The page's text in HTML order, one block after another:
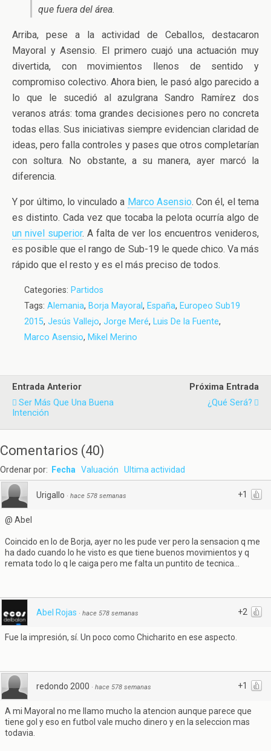
que fuera del área.
Arriba, pese a la actividad de Ceballos, destacaron
Mayoral y Asensio. El primero cuajó una actuación muy
divertida, con movimientos llenos de sentido y
compromiso colectivo. Ahora bien, le pasó algo parecido a
lo que le sucedió al azulgrana Sandro Ramírez dos
veranos atrás: toma grandes decisiones pero no concreta
todas ellas. Sus iniciativas siempre evidencian claridad de
ideas, pero falla controles y pases que otros completarían
con soltura. No obstante, a su manera, ayer marcó la
diferencia.
Y por último, lo vinculado a Marco Asensio. Con él, el tema
es distinto. Cada vez que tocaba la pelota ocurría algo de
un nivel superior. A falta de ver los encuentros venideros,
es posible que el rango de Sub-19 le quede chico. Va más
rápido que el resto y es el más preciso de todos.
Categories: Partidos
Tags: Alemania, Borja Mayoral, España, Europeo Sub19
2015, Jesús Vallejo, Jorge Meré, Luis De la Fuente,
Marco Asensio, Mikel Merino
Entrada Anterior
Ser Más Que Una Buena
Intención
Próxima Entrada
¿Qué Será?
Comentarios (40)
Ordenar por: Fecha Valuación Ultima actividad
+1
Urigallo · hace 578 semanas
@ Abel
Coincido en lo de Borja, ayer no les pude ver pero la sensacion q me
ha dado cuando lo he visto es que tiene buenos movimientos y q
remata todo lo q le caiga pero me falta un puntito de tecnica...
+2
Abel Rojas · hace 578 semanas
Fue la impresión, sí. Un poco como Chicharito en ese aspecto.
+1
redondo 2000 · hace 578 semanas
A mi Mayoral no me llamo mucho la atencion aunque parece que
tiene gol y eso en futbol vale mucho dinero y en la seleccion mas
todavia.